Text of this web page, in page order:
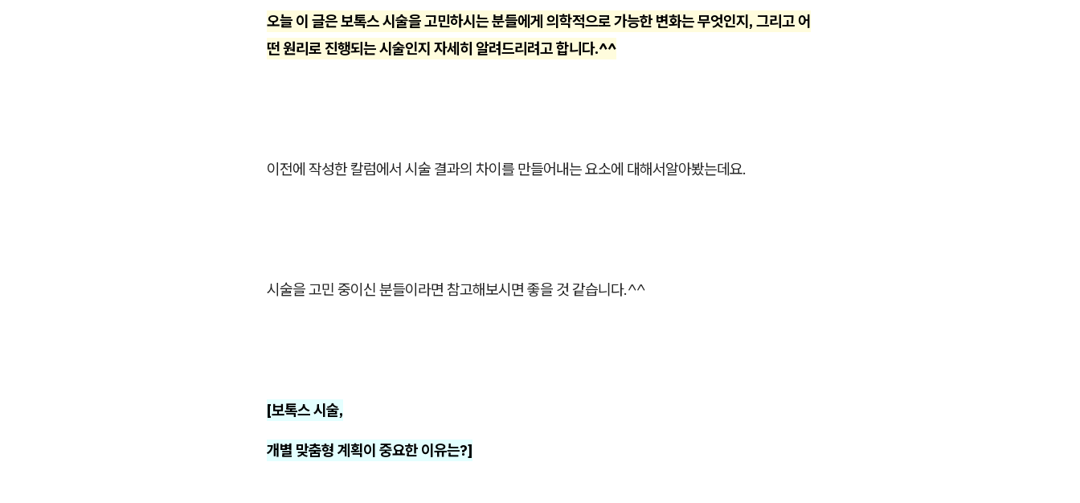
오늘 이 글은 보톡스 시술을 고민하시는 분들에게 의학적으로 가능한 변화는 무엇인지, 그리고 어
떤 원리로 진행되는 시술인지 자세히 알려드리려고 합니다.^^
이전에 작성한 칼럼에서 시술 결과의 차이를 만들어내는 요소에 대해서알아봤는데요.
시술을 고민 중이신 분들이라면 참고해보시면 좋을 것 같습니다.^^
[보톡스 시술,
개별 맞춤형 계획이 중요한 이유는?]